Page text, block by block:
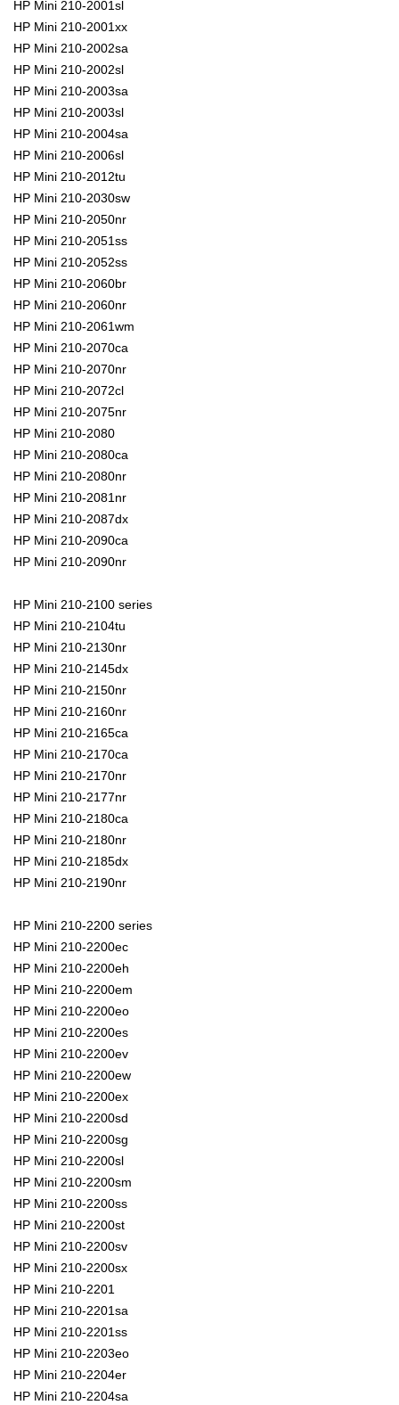
HP Mini 210-2001sl
HP Mini 210-2001xx
HP Mini 210-2002sa
HP Mini 210-2002sl
HP Mini 210-2003sa
HP Mini 210-2003sl
HP Mini 210-2004sa
HP Mini 210-2006sl
HP Mini 210-2012tu
HP Mini 210-2030sw
HP Mini 210-2050nr
HP Mini 210-2051ss
HP Mini 210-2052ss
HP Mini 210-2060br
HP Mini 210-2060nr
HP Mini 210-2061wm
HP Mini 210-2070ca
HP Mini 210-2070nr
HP Mini 210-2072cl
HP Mini 210-2075nr
HP Mini 210-2080
HP Mini 210-2080ca
HP Mini 210-2080nr
HP Mini 210-2081nr
HP Mini 210-2087dx
HP Mini 210-2090ca
HP Mini 210-2090nr
HP Mini 210-2100 series
HP Mini 210-2104tu
HP Mini 210-2130nr
HP Mini 210-2145dx
HP Mini 210-2150nr
HP Mini 210-2160nr
HP Mini 210-2165ca
HP Mini 210-2170ca
HP Mini 210-2170nr
HP Mini 210-2177nr
HP Mini 210-2180ca
HP Mini 210-2180nr
HP Mini 210-2185dx
HP Mini 210-2190nr
HP Mini 210-2200 series
HP Mini 210-2200ec
HP Mini 210-2200eh
HP Mini 210-2200em
HP Mini 210-2200eo
HP Mini 210-2200es
HP Mini 210-2200ev
HP Mini 210-2200ew
HP Mini 210-2200ex
HP Mini 210-2200sd
HP Mini 210-2200sg
HP Mini 210-2200sl
HP Mini 210-2200sm
HP Mini 210-2200ss
HP Mini 210-2200st
HP Mini 210-2200sv
HP Mini 210-2200sx
HP Mini 210-2201
HP Mini 210-2201sa
HP Mini 210-2201ss
HP Mini 210-2203eo
HP Mini 210-2204er
HP Mini 210-2204sa